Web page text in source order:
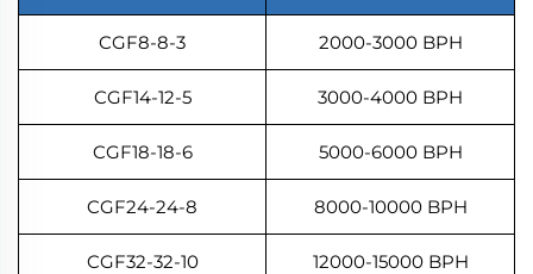
CGF8-8-3 2000-3000 BPH
CGF14-12-5 3000-4000 BPH
CGF18-18-6 5000-6000 BPH
CGF24-24-8 8000-10000 BPH
CGF32-32-10 12000-15000 BPH